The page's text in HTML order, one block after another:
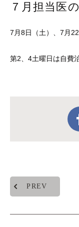
７月担当医
7月8日（土）、7月
第2、4土曜日は自費
PREV